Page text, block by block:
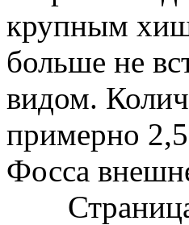
крупным
больше не
видом.
примерно
Фосса